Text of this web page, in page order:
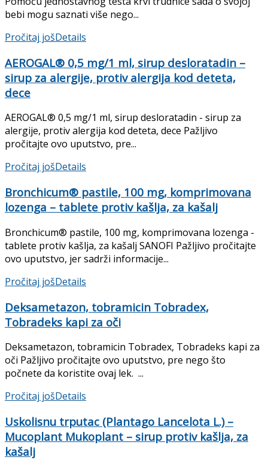
bebi mogu saznati više nego...
Pročitaj jošDetails
AEROGAL® 0,5 mg/1 ml, sirup desloratadin –
sirup za alergije, protiv alergija kod deteta,
dece
AEROGAL® 0,5 mg/1 ml, sirup desloratadin - sirup za
alergije, protiv alergija kod deteta, dece Pažljivo
pročitajte ovo uputstvo, pre...
Pročitaj jošDetails
Bronchicum® pastile, 100 mg, komprimovana
lozenga – tablete protiv kašlja, za kašalj
Bronchicum® pastile, 100 mg, komprimovana lozenga -
tablete protiv kašlja, za kašalj SANOFI Pažljivo pročitajte
ovo uputstvo, jer sadrži informacije...
Pročitaj jošDetails
Deksametazon, tobramicin Tobradex,
Tobradeks kapi za oči
Deksametazon, tobramicin Tobradex, Tobradeks kapi za
oči Pažljivo pročitajte ovo uputstvo, pre nego što
počnete da koristite ovaj lek. ...
Pročitaj jošDetails
Uskolisnu trputac (Plantago Lancelota L.) –
Mucoplant Mukoplant – sirup protiv kašlja, za
kašalj